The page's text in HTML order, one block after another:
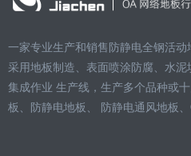
一家专业生产和销售防静电全钢活
采用地板制造、表面喷涂防腐、水
集成作业 生产线，生产多个品种或
板、防静电地板、 防静电通风地板